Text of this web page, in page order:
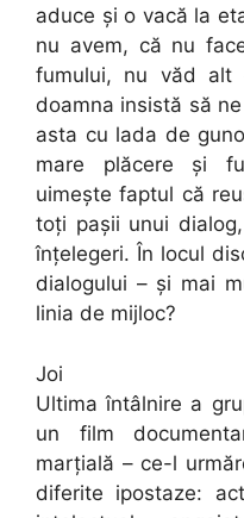
aduce și o vacă la
nu avem, că nu
fumului, nu văd alt
doamna insistă să
asta cu lada de
mare plăcere și
uimește faptul că
toți pașii unui
înțelegeri. În locul
dialogului – și mai
linia de mijloc?
Joi
Ultima întâlnire a
un film
marțială – ce-l
diferite ipostaze: